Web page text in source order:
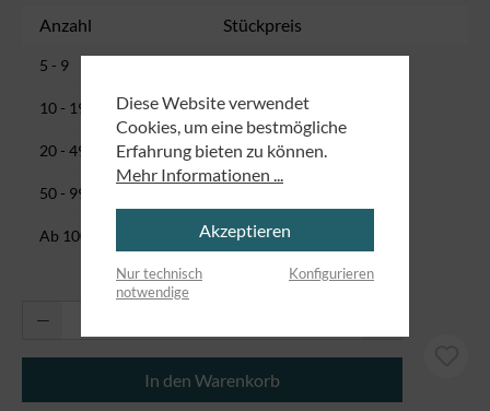
Anzahl Stückpreis
5 - 9
10 - 19 21,51 CHF
20 - 49 20,32 CHF
50 - 99
Ab 100 14,34 CHF
Produkt Anzahl: Gib den gewünschten
In den Warenkorb
Diese Website verwendet
Cookies, um eine bestmögliche
Erfahrung bieten zu können.
Mehr Informationen ...
Akzeptieren
Nur technisch
notwendige
Konfigurieren